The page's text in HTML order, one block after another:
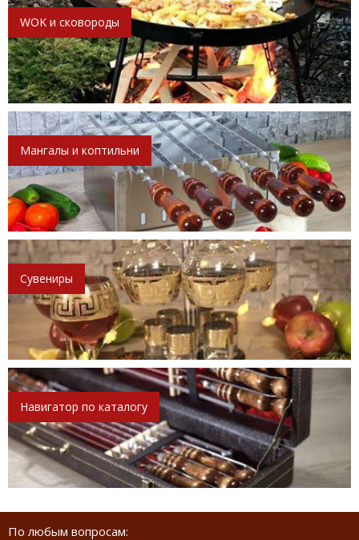
WOK и сковороды
Мангалы и коптильни
Сувениры
Навигатор по каталогу
По любым вопросам: